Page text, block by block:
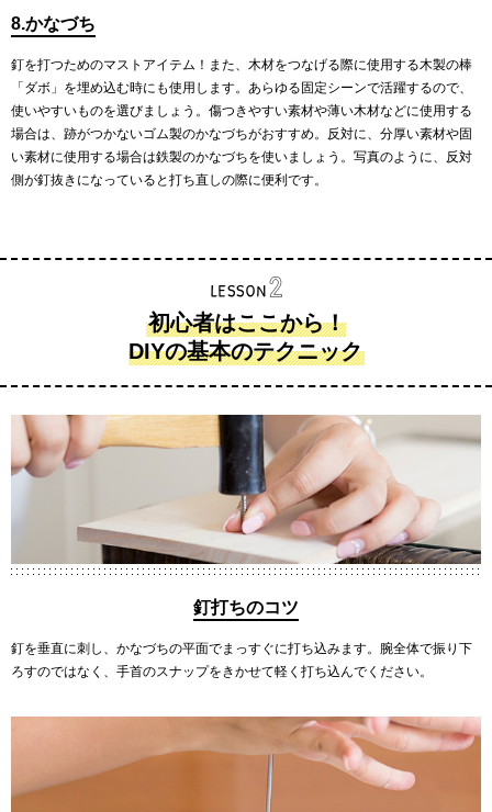
8.かなづち
釘を打つためのマストアイテム！また、木材をつなげる際に使用する木製の棒
「ダボ」を埋め込む時にも使用します。あらゆる固定シーンで活躍するので、
使いやすいものを選びましょう。傷つきやすい素材や薄い木材などに使用する
場合は、跡がつかないゴム製のかなづちがおすすめ。反対に、分厚い素材や固
い素材に使用する場合は鉄製のかなづちを使いましょう。写真のように、反対
側が釘抜きになっていると打ち直しの際に便利です。
初心者はここから！
DIYの基本のテクニック
釘打ちのコツ
釘を垂直に刺し、かなづちの平面でまっすぐに打ち込みます。腕全体で振り下
ろすのではなく、手首のスナップをきかせて軽く打ち込んでください。